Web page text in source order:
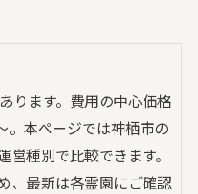
あります。費用の中心価格
。本ページでは神栖市の
種別で比較できます。
、最新は各霊園にご確認